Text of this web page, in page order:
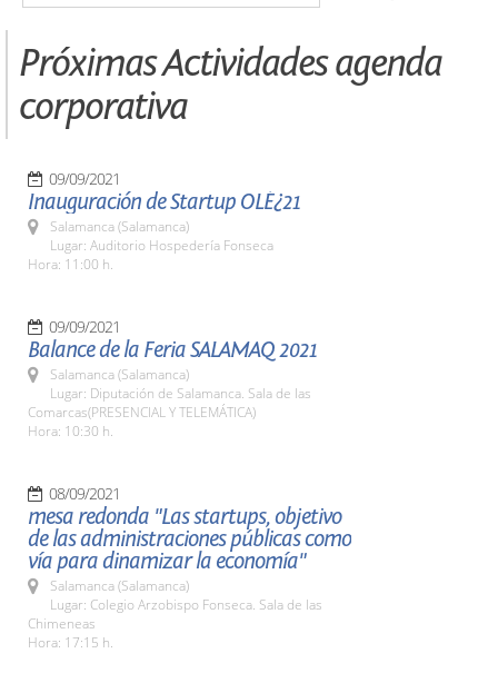
Próximas Actividades agenda
corporativa
09/09/2021
Inauguración de Startup OLÉ¿21
Salamanca (Salamanca)
Lugar: Auditorio Hospedería Fonseca
Hora: 11:00 h.
09/09/2021
Balance de la Feria SALAMAQ 2021
Salamanca (Salamanca)
Lugar: Diputación de Salamanca. Sala de las
Comarcas(PRESENCIAL Y TELEMÁTICA)
Hora: 10:30 h.
08/09/2021
mesa redonda "Las startups, objetivo
de las administraciones públicas como
vía para dinamizar la economía"
Salamanca (Salamanca)
Lugar: Colegio Arzobispo Fonseca. Sala de las
Chimeneas
Hora: 17:15 h.